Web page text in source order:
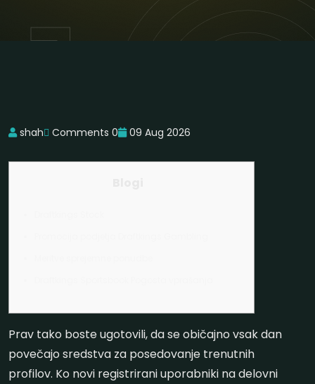
shah Comments 0 09 Aug 2026
Prav tako boste ugotovili, da se običajno vsak dan
povečajo sredstva za posedovanje trenutnih
profilov. Ko novi registrirani uporabniki na delovni